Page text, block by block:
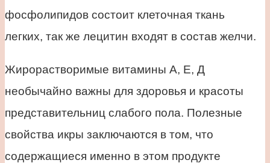
фосфолипидов состоит клеточная ткань
легких, так же лецитин входят в состав желчи.
Жирорастворимые витамины А, Е, Д
необычайно важны для здоровья и красоты
представительниц слабого пола. Полезные
свойства икры заключаются в том, что
содержащиеся именно в этом продукте